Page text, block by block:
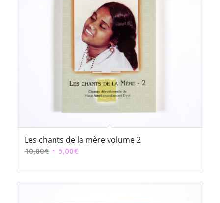
Les chants de la mère volume 2
10,00€ Le
initial
était :
5,00€Le
actuel
est :